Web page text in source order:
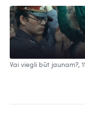
Vai viegli būt jaunam?,